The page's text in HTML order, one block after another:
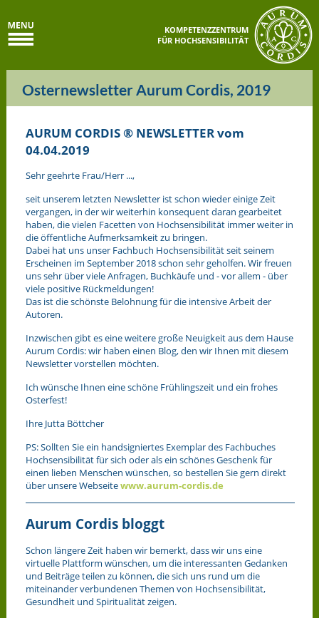
KOMPETENZZENTRUM
FÜR HOCHSENSIBILITÄT
Osternewsletter Aurum Cordis, 2019
AURUM CORDIS ® NEWSLETTER vom
04.04.2019
Sehr geehrte Frau/Herr ...,
seit unserem letzten Newsletter ist schon wieder einige Zeit
vergangen, in der wir weiterhin konsequent daran gearbeitet
haben, die vielen Facetten von Hochsensibilität immer weiter in
die öffentliche Aufmerksamkeit zu bringen.
Dabei hat uns unser Fachbuch Hochsensibilität seit seinem
Erscheinen im September 2018 schon sehr geholfen. Wir freuen
uns sehr über viele Anfragen, Buchkäufe und - vor allem - über
viele positive Rückmeldungen!
Das ist die schönste Belohnung für die intensive Arbeit der
Autoren.
Inzwischen gibt es eine weitere große Neuigkeit aus dem Hause
Aurum Cordis: wir haben einen Blog, den wir Ihnen mit diesem
Newsletter vorstellen möchten.
Ich wünsche Ihnen eine schöne Frühlingszeit und ein frohes
Osterfest!
Ihre Jutta Böttcher
PS: Sollten Sie ein handsigniertes Exemplar des Fachbuches
Hochsensibilität für sich oder als ein schönes Geschenk für
einen lieben Menschen wünschen, so bestellen Sie gern direkt
über unsere Webseitewww.aurum-cordis.de
Aurum Cordis bloggt
Schon längere Zeit haben wir bemerkt, dass wir uns eine
virtuelle Plattform wünschen, um die interessanten Gedanken
und Beiträge teilen zu können, die sich uns rund um die
miteinander verbundenen Themen von Hochsensibilität,
Gesundheit und Spiritualität zeigen.